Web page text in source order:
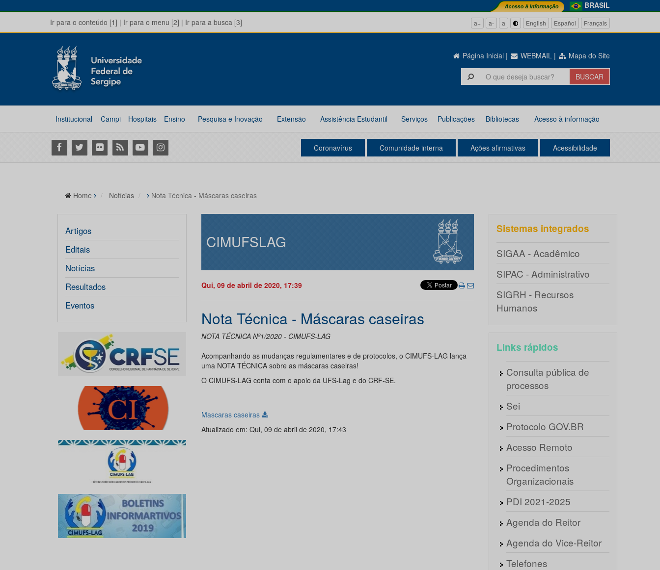
BRASIL
Ir para o conteúdo [1] | Ir para o menu [2] | Ir para a busca [3] a+ a- a English Español Français
Página Inicial | WEBMAIL | Mapa do Site
Institucional Campi Hospitais Ensino Pesquisa e Inovação Extensão Assistência Estudantil Serviços Publicações Bibliotecas Acesso à informação
Facebook
Twitter Flickr RSS YoutubeInstagram Coronavírus Comunidade interna Ações afirmativas Acessibilidade
Home Notícias Nota Técnica - Máscaras caseiras
Artigos
Editais
Notícias
Resultados
Eventos
CIMUFSLAG
Qui, 09 de abril de 2020, 17:39
Nota Técnica - Máscaras caseiras
NOTA TÉCNICA Nº1/2020 - CIMUFS-LAG
Acompanhando as mudanças regulamentares e de protocolos, o CIMUFS-LAG lança
uma NOTA TÉCNICA sobre as máscaras caseiras!
O CIMUFS-LAG conta com o apoio da UFS-Lag e do CRF-SE.
Mascaras caseiras
Atualizado em: Qui, 09 de abril de 2020, 17:43
Sistemas integrados
SIGAA - Acadêmico
SIPAC - Administrativo
SIGRH - Recursos
Humanos
Links rápidos
Consulta pública de
processos
Sei
Protocolo GOV.BR
Acesso Remoto
Procedimentos
Organizacionais
PDI 2021-2025
Agenda do Reitor
Agenda do Vice-Reitor
Telefones